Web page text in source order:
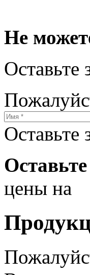
Не
Оставьте
Оставьте
цены на